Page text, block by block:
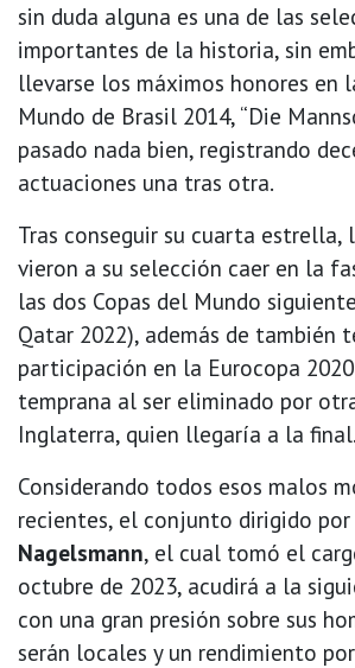
sin duda alguna es una de las
importantes de la historia, sin
llevarse los máximos honores en
Mundo de Brasil 2014, “Die
pasado nada bien, registrando
actuaciones una tras otra.
Tras conseguir su cuarta estrella,
vieron a su selección caer en la
las dos Copas del Mundo
Qatar 2022), además de también
participación en la Eurocopa
temprana al ser eliminado por
Inglaterra, quien llegaría a la final.
Considerando todos esos malos
recientes, el conjunto dirigido por
Nagelsmann, el cual tomó el
octubre de 2023, acudirá a la
con una gran presión sobre sus
serán locales y un rendimiento